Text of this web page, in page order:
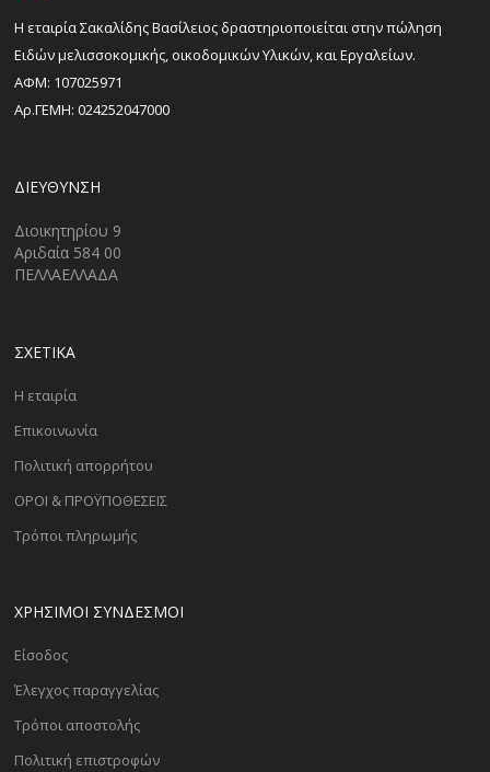
H εταιρία Σακαλίδης Βασίλειος δραστηριοποιείται στην πώληση
Ειδών μελισσοκομικής, οικοδομικών Υλικών, και Εργαλείων.
ΑΦΜ: 107025971
Αρ.ΓΕΜΗ: 024252047000
ΔΙΕΎΘΥΝΣΗ
Διοικητηρίου 9
Αριδαία 584 00
ΠΕΛΛΑΕΛΛΑΔΑ
ΣΧΕΤΙΚΑ
Η εταιρία
Επικοινωνία
Πολιτική απορρήτου
ΟΡΟΙ & ΠΡΟΫΠΟΘΕΣΕΙΣ
Τρόποι πληρωμής
ΧΡΗΣΙΜΟΙ ΣΥΝΔΕΣΜΟΙ
Είσοδος
Έλεγχος παραγγελίας
Τρόποι αποστολής
Πολιτική επιστροφών